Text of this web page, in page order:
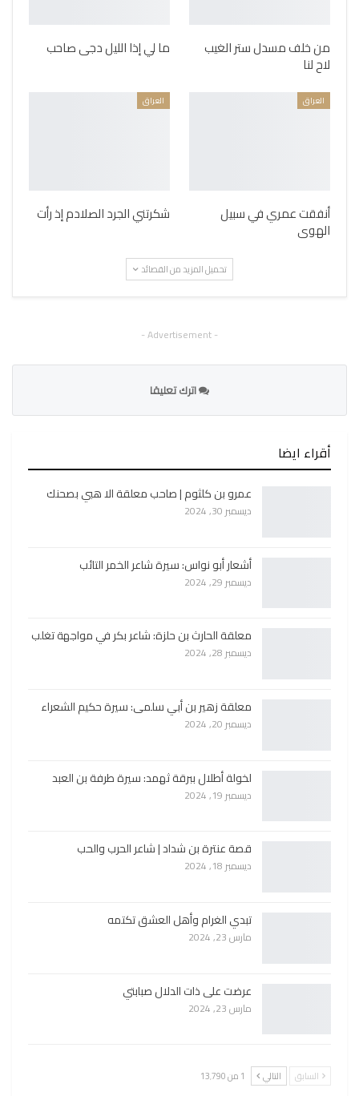
من خلف مسدل ستر الغيب
لاح لنا
ما لي إذا الليل دجى صاحب
العراق
أنفقت عمري في سبيل
الهوى
العراق
شكرتني الجرد الصلادم إذ رأت
تحميل المزيد من القصائد
- Advertisement -
اترك تعليقا
أقراء ايضا
عمرو بن كلثوم | صاحب معلقة الا هبي بصحنك
ديسمبر 30, 2024
أشعار أبو نواس: سيرة شاعر الخمر التائب
ديسمبر 29, 2024
معلقة الحارث بن حلزة: شاعر بكر في مواجهة تغلب
ديسمبر 28, 2024
معلقة زهير بن أبي سلمى: سيرة حكيم الشعراء
ديسمبر 20, 2024
لخولة أطلال ببرقة ثهمد: سيرة طرفة بن العبد
ديسمبر 19, 2024
قصة عنترة بن شداد | شاعر الحرب والحب
ديسمبر 18, 2024
تبدي الغرام وأهل العشق تكتمه
مارس 23, 2024
عرضت على ذات الدلال صبابتي
مارس 23, 2024
السابق التالي 1 من 13٬790